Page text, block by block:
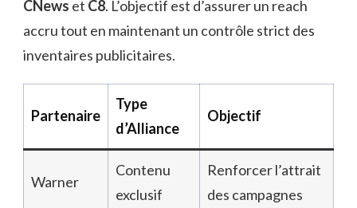
CNews et C8. L’objectif est d’assurer un reach
accru tout en maintenant un contrôle strict des
inventaires publicitaires.
Partenaire
Type
d’Alliance
Objectif
Warner
Contenu
exclusif
Renforcer l’attrait
des campagnes